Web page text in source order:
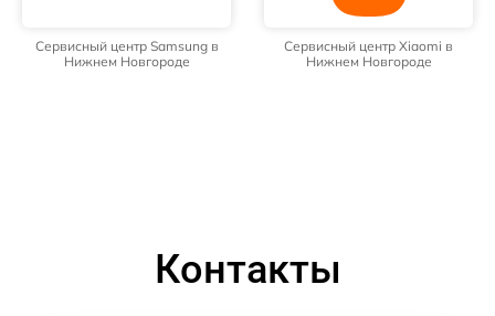
Сервисный центр Samsung в
Нижнем Новгороде
Сервисный центр Xiaomi в
Нижнем Новгороде
Контакты